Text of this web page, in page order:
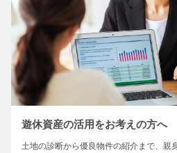
遊休資産の活用をお考えの方へ
土地の診断から優良物件の紹介まで、親